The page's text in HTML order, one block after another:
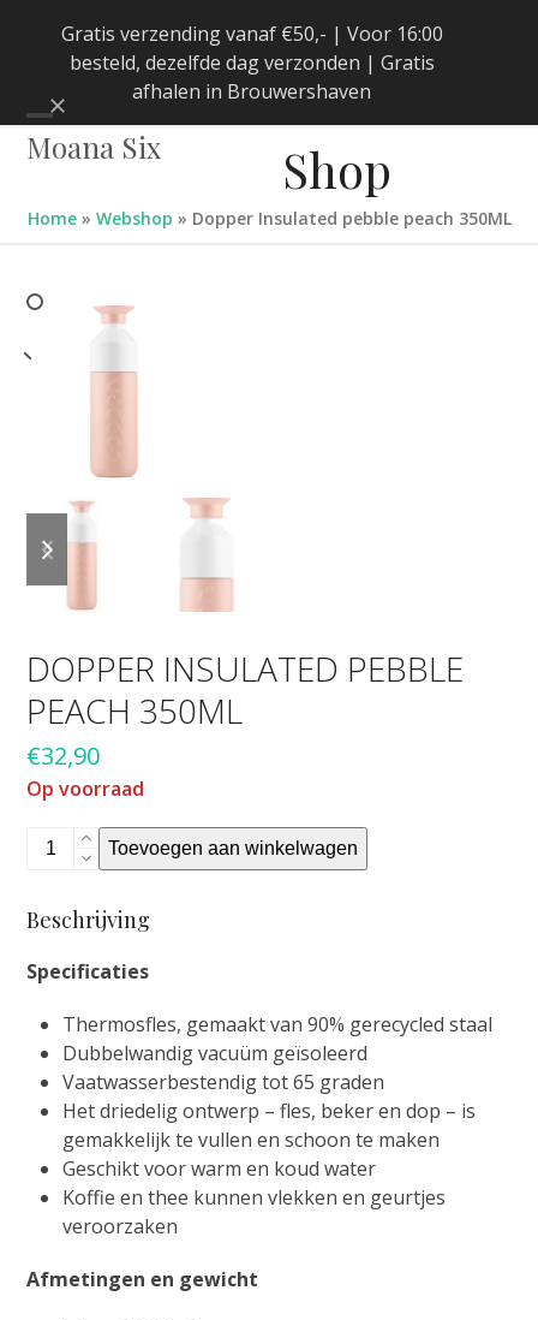
Gratis verzending vanaf €50,- | Voor 16:00
besteld, dezelfde dag verzonden | Gratis
afhalen in Brouwershaven
Negeren
Moana Six
Open
menu
Close
menu
Shop
Home» Webshop » Dopper Insulated pebble peach 350ML
slide
slide
DOPPER INSULATED PEBBLE
PEACH 350ML
€32,90
Op voorraad
Dopper
Insulated
peach
aantal
Toevoegen aan winkelwagen
Beschrijving
Specificaties
Thermosfles, gemaakt van 90% gerecycled staal
Dubbelwandig vacuüm geïsoleerd
Vaatwasserbestendig tot 65 graden
Het driedelig ontwerp – fles, beker en dop – is
gemakkelijk te vullen en schoon te maken
Geschikt voor warm en koud water
Koffie en thee kunnen vlekken en geurtjes
veroorzaken
Afmetingen en gewicht